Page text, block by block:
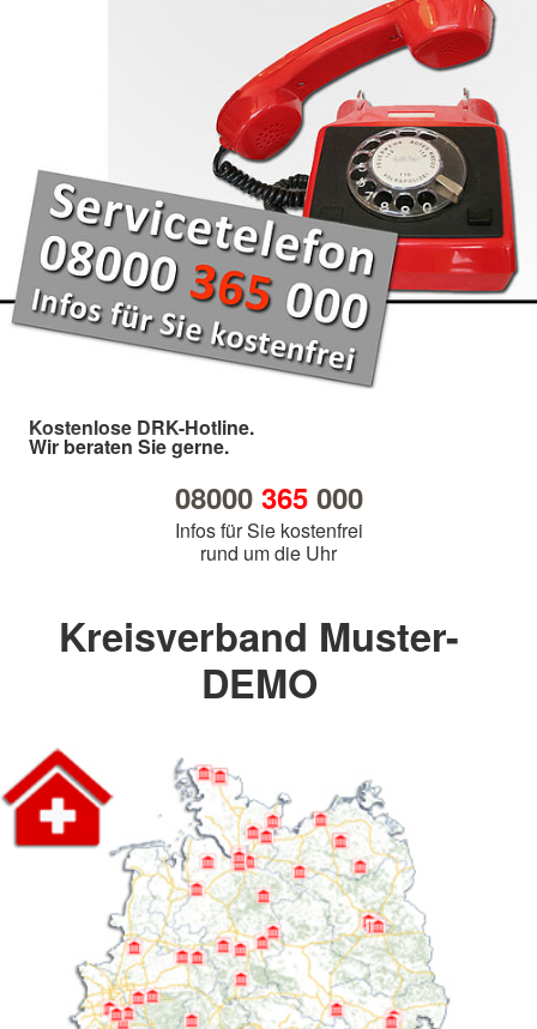
Kostenlose DRK-Hotline.
Wir beraten Sie gerne.
08000 365000
Infos für Sie kostenfrei
rund um die Uhr
Kreisverband Muster-
DEMO